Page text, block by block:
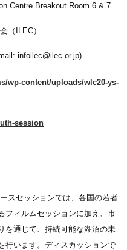
Centre Breakout Room 6 & 7
（ILEC）
infoilec@ilec.or.jp)
wp-content/uploads/wlc20-ys-
session
スセッションでは、各国の若者
フィルムセッションに加え、市
を通じて、持続可能な湖沼の未
行います。ディスカッションで